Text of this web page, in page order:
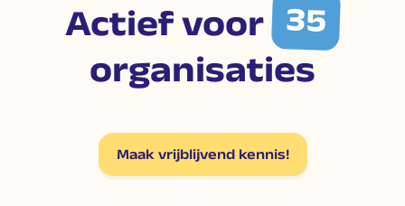
Actief voor 35
organisaties
Maak vrijblijvend kennis!